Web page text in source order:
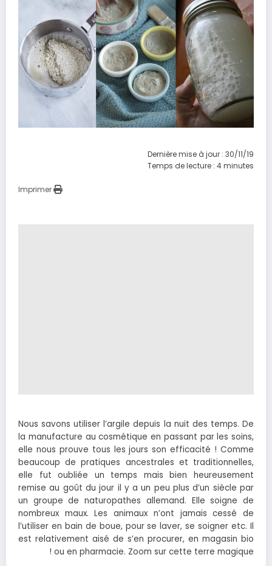
Dernière mise à jour : 30/11/19
Temps de lecture : 4minutes
Imprimer
Nous savons utiliser l’argile depuis la nuit des temps. De
la manufacture au cosmétique en passant par les soins,
elle nous prouve tous les jours son efficacité ! Comme
beaucoup de pratiques ancestrales et traditionnelles,
elle fut oubliée un temps mais bien heureusement
remise au goût du jour il y a un peu plus d’un siècle par
un groupe de naturopathes allemand. Elle soigne de
nombreux maux. Les animaux n’ont jamais cessé de
l’utiliser en bain de boue, pour se laver, se soigner etc. Il
est relativement aisé de s’en procurer, en magasin bio
ou en pharmacie. Zoom sur cette terre magique !